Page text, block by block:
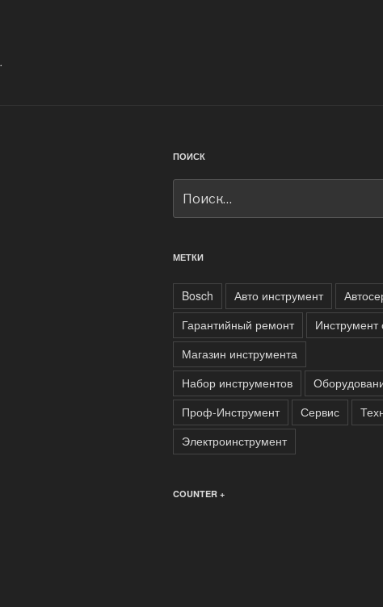
.
ПОИСК
МЕТКИ
Bosch Авто инструмент
Гарантийный ремонт
Инструмент
Магазин инструмента
Набор инструментов
Проф-Инструмент
Сервис
Электроинструмент
COUNTER +